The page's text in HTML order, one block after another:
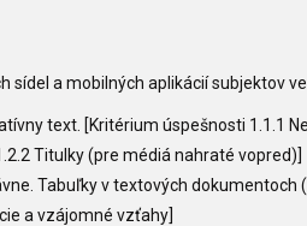
sídel a mobilných aplikácií subjektov
text. [Kritérium úspešnosti 1.1.1
Titulky (pre médiá nahraté vopred)]
Tabuľky v textových dokumentoch
a vzájomné vzťahy]